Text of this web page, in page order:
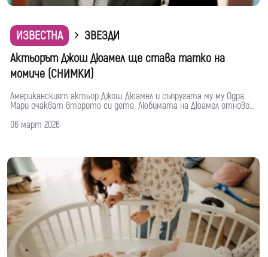
ИЗВЕСТНА
ЗВЕЗДИ
Актьорът Джош Дюамел ще става татко на
момиче (СНИМКИ)
Американският актьор Джош Дюамел и съпругата му му Одра
Мари очакват второто си дете. Любимата на Дюамел отново...
06 март 2026